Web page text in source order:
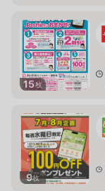
15枚
9枚